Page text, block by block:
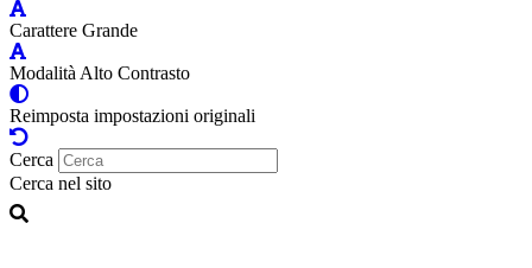
Carattere Grande
Modalità Alto Contrasto
Reimposta impostazioni originali
Cerca
Cerca nel sito